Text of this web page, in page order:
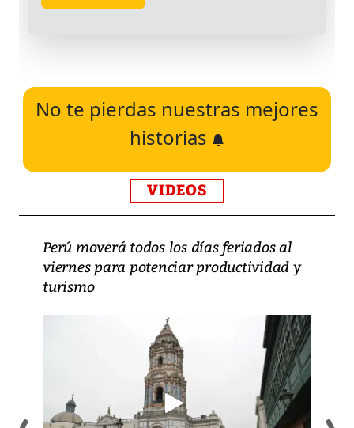
No te pierdas nuestras mejores
historias
VIDEOS
Perú moverá todos los días feriados al
viernes para potenciar productividad y
turismo